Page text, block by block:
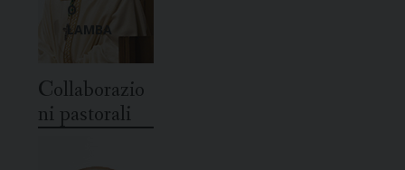
O
LAMBA
Collaborazio
ni pastorali